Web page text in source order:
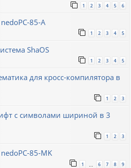
1 2 3 4 5 6
85-A
1 2 3 4 5
ShaOS
1 2 3 4 5
для кросс-компилятора в
1 2 3
с символами шириной в 3
1 2 3
85-MK
1 6 7 8 9